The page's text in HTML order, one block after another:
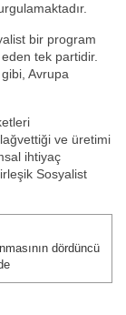
bir program
tek partidir.
gibi, Avrupa
ve üretimi
ihtiyaç
Sosyalist
dördüncü